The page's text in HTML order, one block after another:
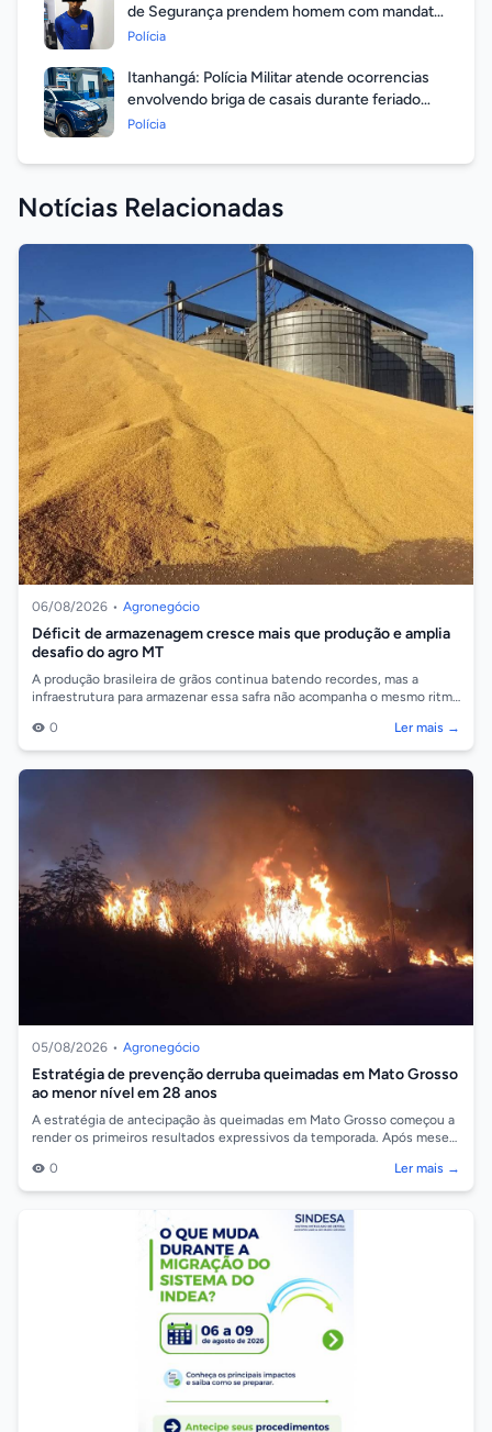
de Segurança prendem homem com mandato
em aberto por homicídio
Polícia
Itanhangá: Polícia Militar atende ocorrencias
envolvendo briga de casais durante feriado
prolongado
Polícia
Notícias Relacionadas
06/08/2026 • Agronegócio
Déficit de armazenagem cresce mais que produção e amplia
desafio do agro MT
A produção brasileira de grãos continua batendo recordes, mas a
infraestrutura para armazenar essa safra não acompanha o mesmo ritmo
0
Ler mais →
05/08/2026 • Agronegócio
Estratégia de prevenção derruba queimadas em Mato Grosso
ao menor nível em 28 anos
A estratégia de antecipação às queimadas em Mato Grosso começou a
render os primeiros resultados expressivos da temporada. Após meses
0
Ler mais →